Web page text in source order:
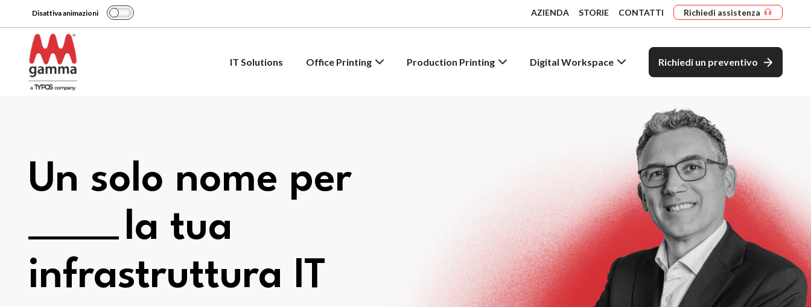
Disattiva animazioni AZIENDA STORIE CONTATTI Richiedi assistenza
IT Solutions Office Printing Production Printing Digital Workspace Richiedi un preventivo
Un solo nome per
la tua
infrastruttura IT